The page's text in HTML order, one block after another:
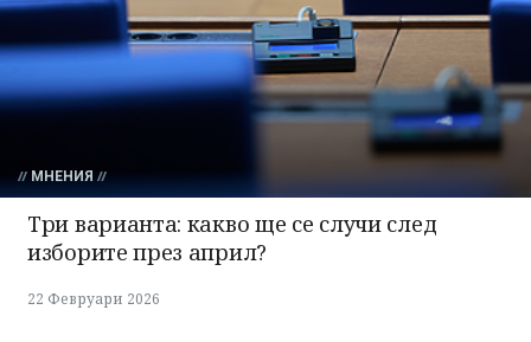
МНЕНИЯ
Три варианта: какво ще се случи след
изборите през април?
22 Февруари 2026